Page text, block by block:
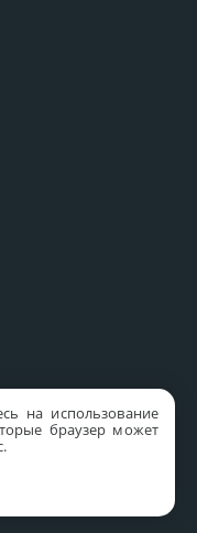
на использование
браузер может